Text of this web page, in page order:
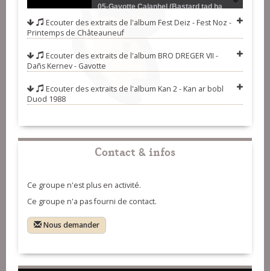
et Maire-Claire Le Corre)
05-Gavotte Calanhel (Bastard tad ha
mab)
06-Gavotte Calanhel (Bastard tad ha
Ecouter des extraits de l'album Fest Deiz - Fest Noz -
Printemps de Châteauneuf
Ecouter des extraits de l'album BRO DREGER VII -
Dañs Kernev - Gavotte
Ecouter des extraits de l'album Kan 2 - Kan ar bobl
Duod 1988
Contact & infos
Ce groupe n'est plus en activité.
Ce groupe n'a pas fourni de contact.
Nous demander